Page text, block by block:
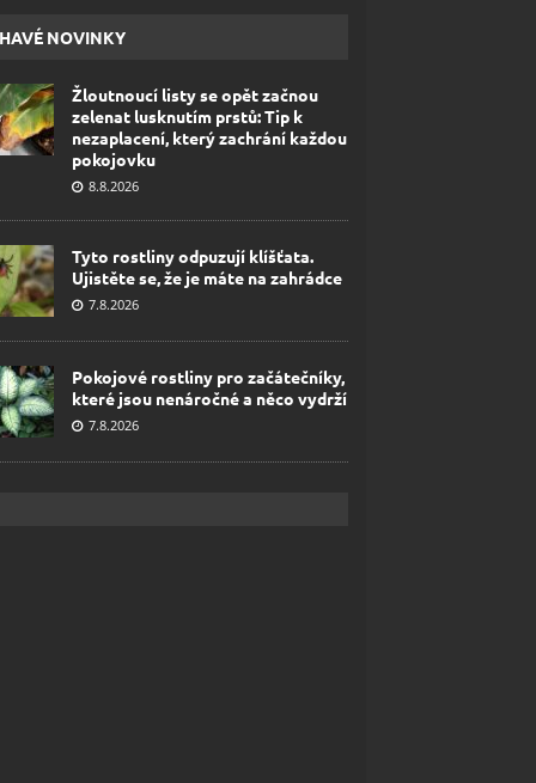
NOVINKY
Žloutnoucí listy se opět začnou
zelenat lusknutím prstů: Tip k
nezaplacení, který zachrání každou
pokojovku
8.8.2026
Tyto rostliny odpuzují klíšťata.
Ujistěte se, že je máte na zahrádce
7.8.2026
Pokojové rostliny pro začátečníky,
které jsou nenáročné a něco vydrží
7.8.2026